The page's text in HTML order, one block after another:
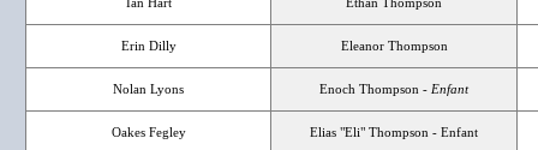
Erin Dilly Eleanor Thompson
Nolan Lyons Enoch Thompson - Enfant
Oakes Fegley Elias "Eli" Thompson - Enfant